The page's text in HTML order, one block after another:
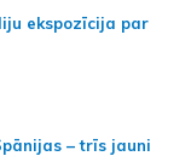
ekspozīcija par
– trīs jauni